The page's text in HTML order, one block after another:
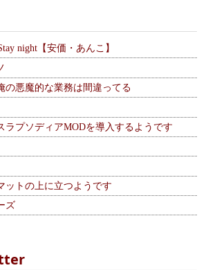
night【安価・あんこ】
の悪魔的な業務は間違ってる
ラプソディアMODを導入するようです
ットの上に立つようです
ズ